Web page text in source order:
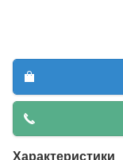
Характеристики